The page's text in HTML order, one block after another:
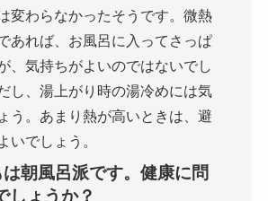
変わらなかったそうです。微熱
あれば、お風呂に入ってさっぱ
、気持ちがよいのではないでし
し、湯上がり時の湯冷めには気
う。あまり熱が高いときは、避
いでしょう。
朝風呂派です。健康に問
しょうか？